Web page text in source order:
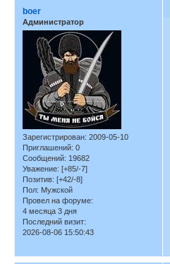
boer
Администратор
Зарегистрирован: 2009-05-10
Приглашений: 0
Сообщений: 19682
Уважение: [+85/-7]
Позитив: [+42/-8]
Пол: Мужской
Провел на форуме:
4 месяца 3 дня
Последний визит:
2026-08-06 15:50:43